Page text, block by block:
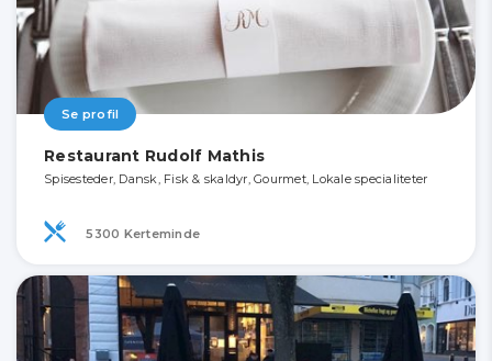
Se profil
Restaurant Rudolf Mathis
Spisesteder, Dansk, Fisk & skaldyr, Gourmet, Lokale specialiteter
5300 Kerteminde